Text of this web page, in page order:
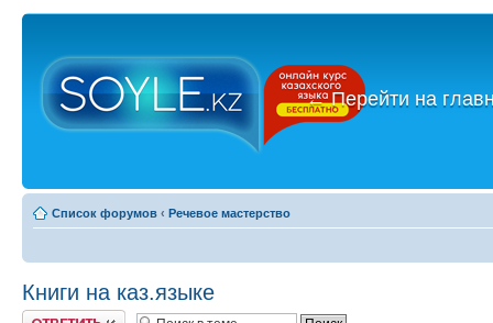
←Перейти на
Список форумов ‹ Речевое мастерство
Книги на каз.языке
Ответить